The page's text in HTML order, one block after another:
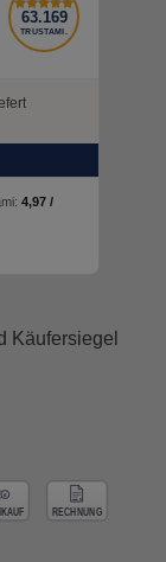
63.169
TRUSTAMI.
4,97 /